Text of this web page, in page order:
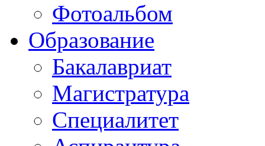
Фотоальбом
Образование
Бакалавриат
Магистратура
Специалитет